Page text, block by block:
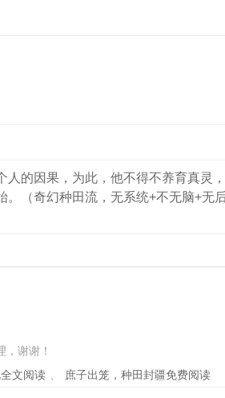
的因果，为此，他不得不养育真灵，
（奇幻种田流，无系统+不无脑+无
谢谢！
文阅读 、 庶子出笼，种田封疆免费阅读